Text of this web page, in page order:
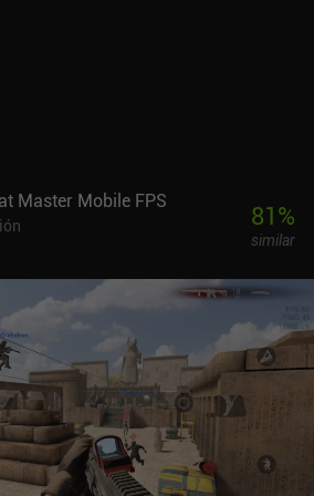
que no te hacen más fuerte, lo que
totalmente justa. La única salvedad es
armas desbloquean accesorios, pero de
unas horas en desbloquear todo lo que
Master Mobile FPS 81%
similar